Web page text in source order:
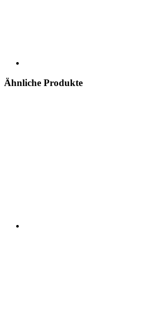
Ähnliche Produkte